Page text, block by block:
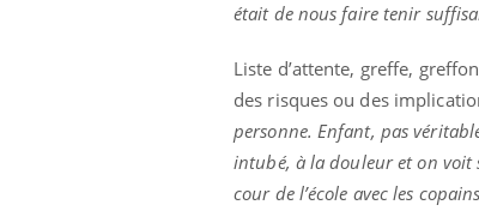
était de nous faire tenir
Liste d’attente, greffe,
des risques ou des
personne. Enfant, pas
intubé, à la douleur et on voit
cour de l’école avec les